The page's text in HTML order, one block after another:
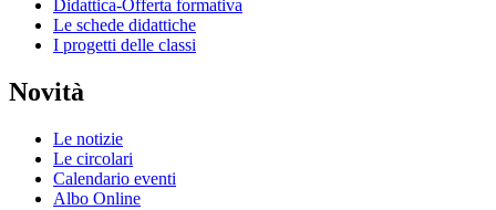
Didattica-Offerta formativa
Le schede didattiche
I progetti delle classi
Novità
Le notizie
Le circolari
Calendario eventi
Albo Online